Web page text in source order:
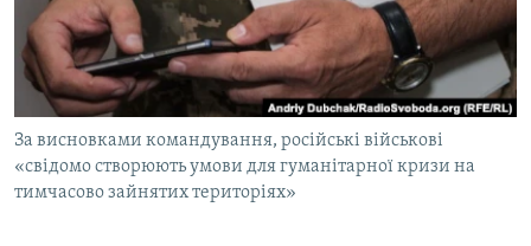
ВІДЕОУРОКИ «ELIFBE»
СВІДЧЕННЯ ОКУПАЦІЇ
УКРАЇНСЬКА ПРОБЛЕМА КРИМУ
ІНФОГРАФІКА
Русский
Qırımtatar
ДОЛУЧАЙСЯ!
За висновками командування, російські військові
«свідомо створюють умови для гуманітарної кризи на
тимчасово зайнятих територіях»